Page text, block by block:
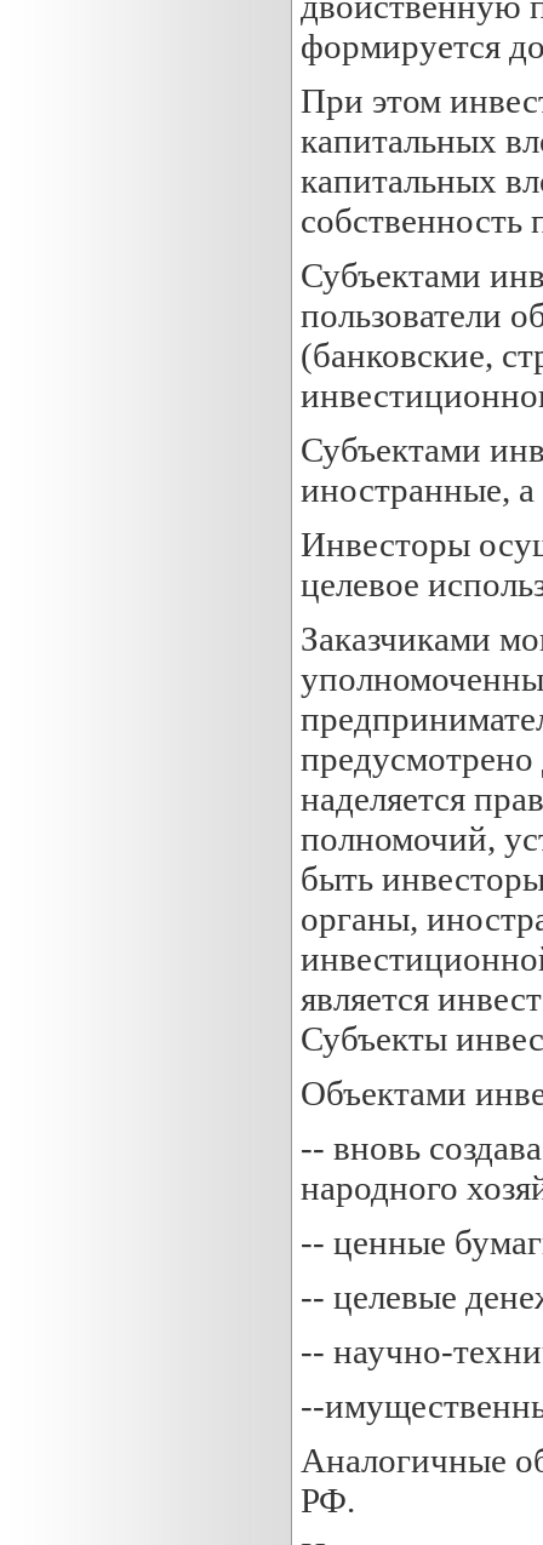
формируется
При этом
капитальных
капитальных
Субъектами
пользователи
(банковские,
Субъектами
иностранные,
Инвесторы
целевое
Заказчиками
предусмотрено
наделяется
полномочий,
быть
органы,
является
Субъекты
Объектами
-- вновь
народного
-- ценные
-- целевые
-- научно-
--
Аналогичные
РФ.